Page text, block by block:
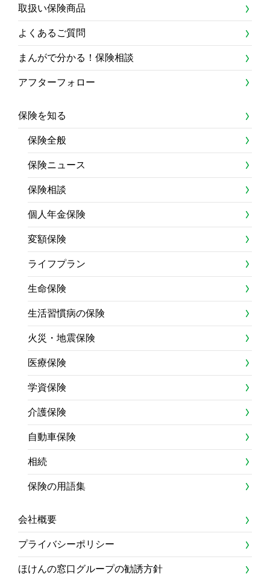
取扱い保険商品
よくあるご質問
まんがで分かる！保険相談
アフターフォロー
保険を知る
保険全般
保険ニュース
保険相談
個人年金保険
変額保険
ライフプラン
生命保険
生活習慣病の保険
火災・地震保険
医療保険
学資保険
介護保険
自動車保険
相続
保険の用語集
会社概要
プライバシーポリシー
ほけんの窓口グループの勧誘方針